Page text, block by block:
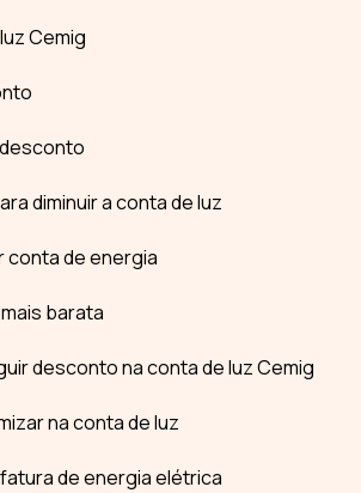
Cemig
diminuir a conta de luz
conta de energia
barata
desconto na conta de luz Cemig
na conta de luz
de energia elétrica